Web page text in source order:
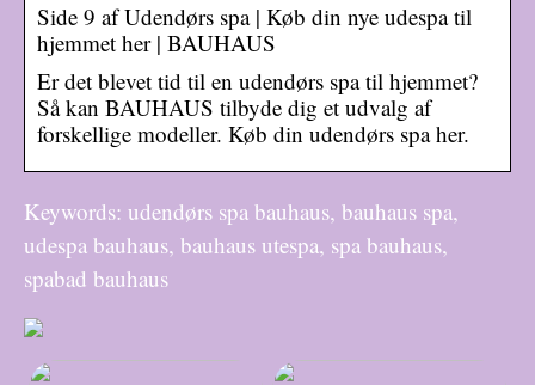
Side 9 af Udendørs spa | Køb din nye udespa til
hjemmet her | BAUHAUS
Er det blevet tid til en udendørs spa til hjemmet?
Så kan BAUHAUS tilbyde dig et udvalg af
forskellige modeller. Køb din udendørs spa her.
Keywords: udendørs spa bauhaus, bauhaus spa,
udespa bauhaus, bauhaus utespa, spa bauhaus,
spabad bauhaus